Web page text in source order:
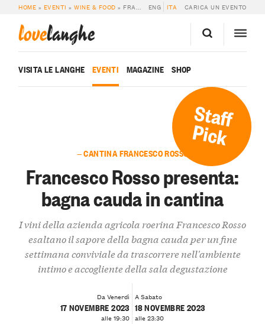
HOME » EVENTI »WINE & FOOD » FRANCESCO ROSSO PRESENTA: BAGNA CAUDA IN CANTINA ENG ITA CARICA UN EVENTO
lovelanghe
VISITA LE LANGHE EVENTI MAGAZINE SHOP
Staff
Pick
— CANTINA FRANCESCO ROSSO
Francesco Rosso presenta:
bagna cauda in cantina
I vini della azienda agricola roerina Francesco Rosso
esaltano il sapore della bagna cauda per un fine
settimana conviviale da trascorrere nell'ambiente
intimo e accogliente della sala degustazione
Da Venerdì
17 NOVEMBRE 2023
alle 19:30
A Sabato
18 NOVEMBRE 2023
alle 23:30